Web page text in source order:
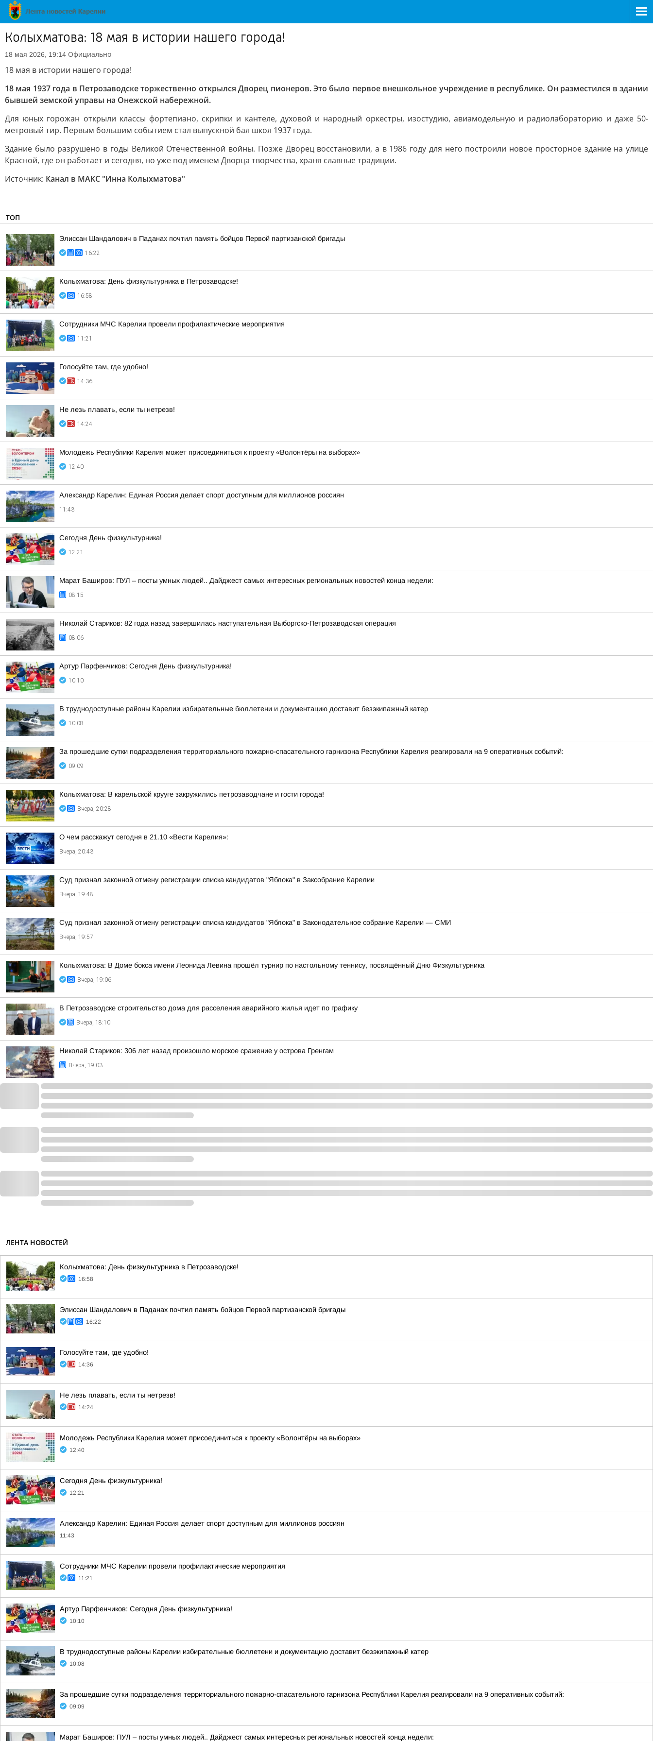
Колыхматова: 18 мая в истории нашего города!
18 мая 2026, 19:14 Официально
18 мая в истории нашего города!
18 мая 1937 года в Петрозаводске торжественно открылся Дворец пионеров. Это было первое внешкольное учреждение в республике. Он разместился в здании
бывшей земской управы на Онежской набережной.
Для юных горожан открыли классы фортепиано, скрипки и кантеле, духовой и народный оркестры, изостудию, авиамодельную и радиолабораторию и даже 50-
метровый тир. Первым большим событием стал выпускной бал школ 1937 года.
Здание было разрушено в годы Великой Отечественной войны. Позже Дворец восстановили, а в 1986 году для него построили новое просторное здание на улице
Красной, где он работает и сегодня, но уже под именем Дворца творчества, храня славные традиции.
Источник: Канал в МАКС "Инна Колыхматова"
ТОП
Элиссан Шандалович в Паданах почтил память бойцов Первой партизанской бригады
16:22
Колыхматова: День физкультурника в Петрозаводске!
16:58
Сотрудники МЧС Карелии провели профилактические мероприятия
11:21
Голосуйте там, где удобно!
14:36
Не лезь плавать, если ты нетрезв!
14:24
Молодежь Республики Карелия может присоединиться к проекту «Волонтёры на выборах»
12:40
Александр Карелин: Единая Россия делает спорт доступным для миллионов россиян
11:43
Сегодня День физкультурника!
12:21
Марат Баширов: ПУЛ – посты умных людей.. Дайджест самых интересных региональных новостей конца недели:
08:15
Николай Стариков: 82 года назад завершилась наступательная Выборгско-Петрозаводская операция
08:06
Артур Парфенчиков: Сегодня День физкультурника!
10:10
В труднодоступные районы Карелии избирательные бюллетени и документацию доставит безэкипажный катер
10:08
За прошедшие сутки подразделения территориального пожарно-спасательного гарнизона Республики Карелия реагировали на 9 оперативных событий:
09:09
Колыхматова: В карельской крууге закружились петрозаводчане и гости города!
Вчера, 20:28
О чем расскажут сегодня в 21.10 «Вести Карелия»:
Вчера, 20:43
Суд признал законной отмену регистрации списка кандидатов "Яблока" в Заксобрание Карелии
Вчера, 19:48
Суд признал законной отмену регистрации списка кандидатов "Яблока" в Законодательное собрание Карелии — СМИ
Вчера, 19:57
Колыхматова: В Доме бокса имени Леонида Левина прошёл турнир по настольному теннису, посвящённый Дню Физкультурника
Вчера, 19:06
В Петрозаводске строительство дома для расселения аварийного жилья идет по графику
Вчера, 18:10
Николай Стариков: 306 лет назад произошло морское сражение у острова Гренгам
Вчера, 19:03
ЛЕНТА НОВОСТЕЙ
Колыхматова: День физкультурника в Петрозаводске!
16:58
Элиссан Шандалович в Паданах почтил память бойцов Первой партизанской бригады
16:22
Голосуйте там, где удобно!
14:36
Не лезь плавать, если ты нетрезв!
14:24
Молодежь Республики Карелия может присоединиться к проекту «Волонтёры на выборах»
12:40
Сегодня День физкультурника!
12:21
Александр Карелин: Единая Россия делает спорт доступным для миллионов россиян
11:43
Сотрудники МЧС Карелии провели профилактические мероприятия
11:21
Артур Парфенчиков: Сегодня День физкультурника!
10:10
В труднодоступные районы Карелии избирательные бюллетени и документацию доставит безэкипажный катер
10:08
За прошедшие сутки подразделения территориального пожарно-спасательного гарнизона Республики Карелия реагировали на 9 оперативных событий:
09:09
Марат Баширов: ПУЛ – посты умных людей.. Дайджест самых интересных региональных новостей конца недели: